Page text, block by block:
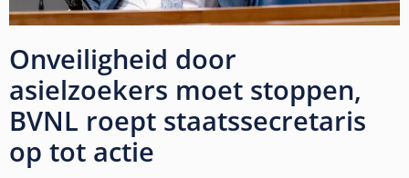
Onveiligheid door
asielzoekers moet stoppen,
BVNL roept staatssecretaris
op tot actie